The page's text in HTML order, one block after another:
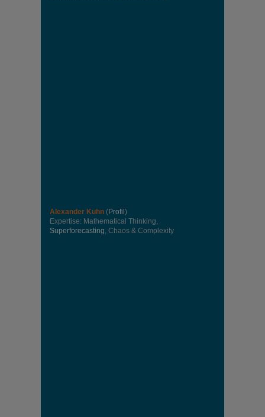
Alexander Kuhn (Profil )
Expertise: Mathematical Thinking,
Superforecasting, Chaos & Complexity